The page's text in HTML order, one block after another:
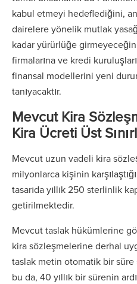
kabul etmeyi hedeflediğini,
dairelere yönelik mutlak
kadar yürürlüğe
firmalarına ve kredi
finansal modellerini yeni
tanıyacaktır.
Mevcut Kira
Kira Ücreti Üst
Mevcut uzun vadeli kira
milyonlarca kişinin
tasarıda yıllık 250 sterlinlik
getirilmektedir.
Mevcut taslak hükümlerine
kira sözleşmelerine derhal
taslak metin otomatik bir
bu da, 40 yıllık bir sürenin